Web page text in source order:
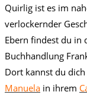
Quirlig ist es im
verlockernder
Ebern findest du in
Buchhandlung
Dort kannst du
Manuela in ihrem